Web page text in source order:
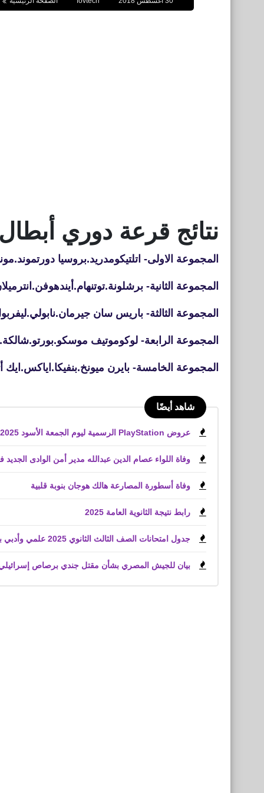
نتائج قرعة دوري أبطال
المجموعة الاولى- اتلتيكومدريد.بروسيا
المجموعة الثانية-
المجموعة الثالثة- باريس سان
المجموعة الرابعة- لوكوموتيف
المجموعة الخامسة- بايرن ميونخ.بنفيكا.اياكس.ايك
شاهد أيضًا
عروض PlayStation الرسمية ليوم الجمعة الأسود 2025 لعبة Battlefield 6
وفاة اللواء عصام الدين عبدالله مدير أمن الوادى
وفاة أسطورة المصارعة هالك هوجان بنوبة قلبية
رابط نتيجة الثانوية العامة 2025
جدول امتحانات الصف الثالث الثانوي 2025 علمي وأدبي بعد اعتماد وزير التعليم
بيان للجيش المصري بشأن مقتل جندي برصاص